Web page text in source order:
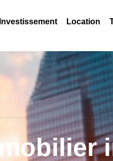
Investissement Location